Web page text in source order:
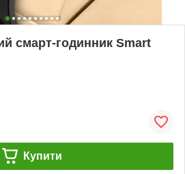
смарт-годинник Smart
Купити